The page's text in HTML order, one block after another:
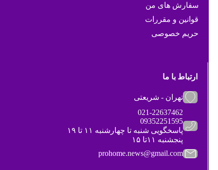
سفارش های من
قوانین و مقررات
حریم خصوصی
ارتباط با ما
تهران - شریعتی
021-22637462
09352251595
پاسخگویی شنبه تا چهارشنبه ۱۱ تا ۱۹
پنجشنبه ۱۱تا ۱۵
prohome.news@gmail.com